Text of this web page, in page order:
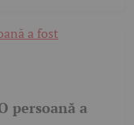
persoană a